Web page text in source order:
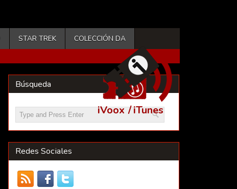
iVoox /iTunes
STAR TREK COLECCIÓN DA
Búsqueda
Redes Sociales